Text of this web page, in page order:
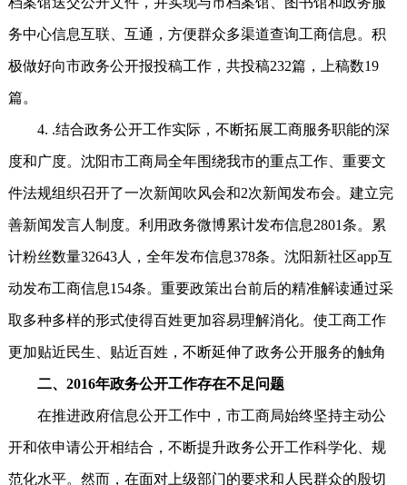
务中心信息互联、互通，方便群众多渠道查询工商信息。积
极做好向市政务公开报投稿工作，共投稿232篇，上稿数19
篇。
4. .结合政务公开工作实际，不断拓展工商服务职能的深
度和广度。沈阳市工商局全年围绕我市的重点工作、重要文
件法规组织召开了一次新闻吹风会和2次新闻发布会。建立完
善新闻发言人制度。利用政务微博累计发布信息2801条。累
计粉丝数量32643人，全年发布信息378条。沈阳新社区app互
动发布工商信息154条。重要政策出台前后的精准解读通过采
取多种多样的形式使得百姓更加容易理解消化。使工商工作
更加贴近民生、贴近百姓，不断延伸了政务公开服务的触角
二、2016年政务公开工作存在不足问题
在推进政府信息公开工作中，市工商局始终坚持主动公
开和依申请公开相结合，不断提升政务公开工作科学化、规
范化水平。然而，在面对上级部门的要求和人民群众的殷切